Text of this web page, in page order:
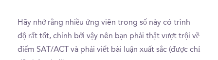
Hãy nhớ rằng nhiều ứng viên trong số này có trình
độ rất tốt, chính bởi vậy nên bạn phải thật vượt trội về
điểm SAT/ACT và phải viết bài luận xuất sắc (được chỉ